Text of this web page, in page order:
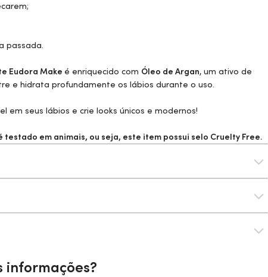
passada.
Eudora Make é enriquecido com Óleo de Argan, um ativo de
e hidrata profundamente os lábios durante o uso.
em seus lábios e crie looks únicos e modernos!
testado em animais, ou seja, este item possui selo Cruelty Free.
informações?